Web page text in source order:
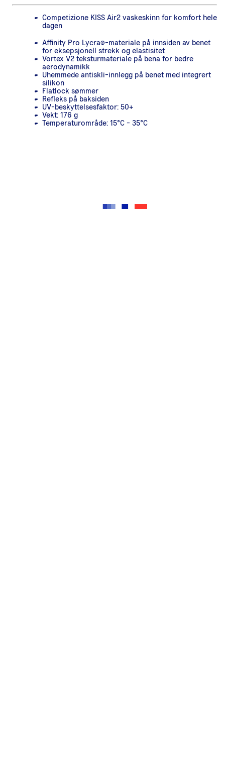
Competizione KISS Air2 vaskeskinn for komfort hele
dagen
Affinity Pro Lycra®-materiale på innsiden av benet
for eksepsjonell strekk og elastisitet
Vortex V2 teksturmateriale på bena for bedre
aerodynamikk
Uhemmede antiskli-innlegg på benet med integrert
silikon
Flatlock sømmer
Refleks på baksiden
UV-beskyttelsesfaktor: 50+
Vekt: 176 g
Temperaturområde: 15°C - 35°C